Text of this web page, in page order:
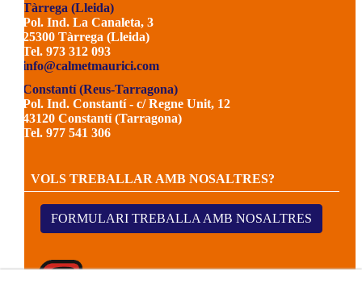
Tàrrega (Lleida)
Pol. Ind. La Canaleta, 3
25300 Tàrrega (Lleida)
Tel. 973 312 093
info@calmetmaurici.com
Constantí (Reus-Tarragona)
Pol. Ind. Constantí - c/ Regne Unit, 12
43120 Constantí (Tarragona)
Tel. 977 541 306
VOLS TREBALLAR AMB NOSALTRES?
FORMULARI TREBALLA AMB NOSALTRES